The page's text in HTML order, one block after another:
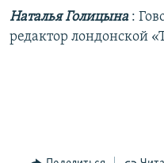
Наталья Голицына :
редактор лондонской